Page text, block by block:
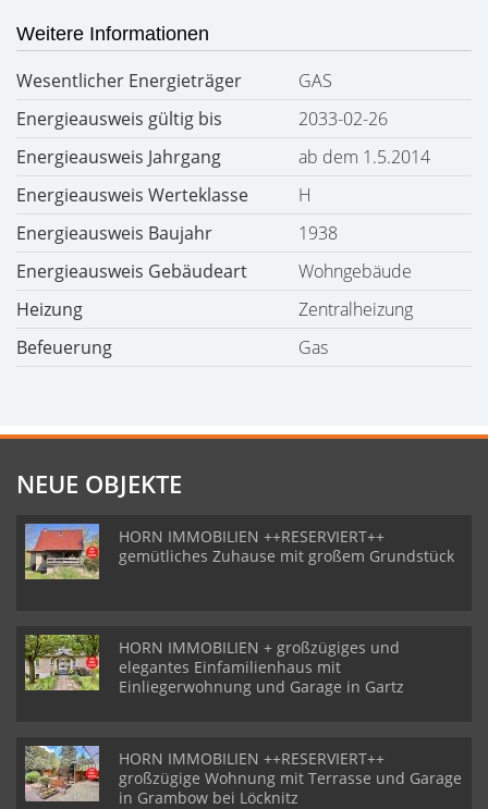
Weitere Informationen
Wesentlicher Energieträger
GAS
Energieausweis gültig bis
2033-02-26
Energieausweis Jahrgang
ab dem 1.5.2014
Energieausweis Werteklasse
H
Energieausweis Baujahr
1938
Energieausweis Gebäudeart
Wohngebäude
Heizung
Zentralheizung
Befeuerung
Gas
NEUE OBJEKTE
HORN IMMOBILIEN ++RESERVIERT++
gemütliches Zuhause mit großem Grundstück
HORN IMMOBILIEN + großzügiges und
elegantes Einfamilienhaus mit
Einliegerwohnung und Garage in Gartz
HORN IMMOBILIEN ++RESERVIERT++
großzügige Wohnung mit Terrasse und Garage
in Grambow bei Löcknitz